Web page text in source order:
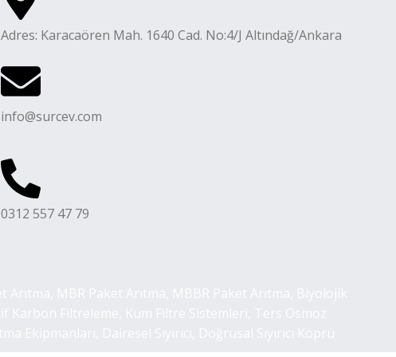
Adres: Karacaören Mah. 1640 Cad. No:4/J Altındağ/Ankara
info@surcev.com
0312 557 47 79